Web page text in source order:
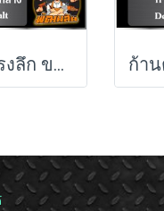
กล่องเครื่องมือทรงลึก ขนาดกลาง TOUGH SYSTEM Dewalt รุ่น DWST83294-1